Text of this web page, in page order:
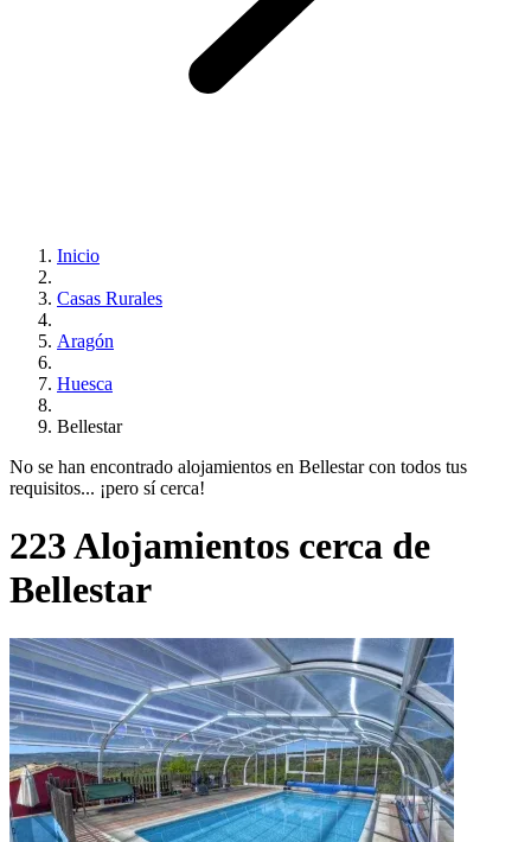
Inicio
Casas Rurales
Aragón
Huesca
Bellestar
No se han encontrado alojamientos en Bellestar con todos tus
requisitos... ¡pero sí cerca!
223 Alojamientos cerca de
Bellestar